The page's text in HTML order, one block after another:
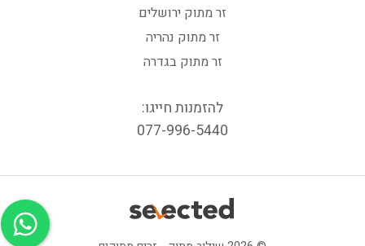
זר מתוק ירושלים
זר מתוק נהריה
זר מתוק בגדרה
להזמנות חייגו:
077-996-5440